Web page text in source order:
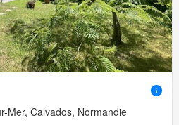
Mer, Calvados, Normandie